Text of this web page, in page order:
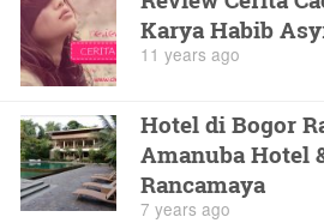
Karya Habib
11 years ago
Hotel di Bogor
Amanuba Hotel
Rancamaya
7 years ago